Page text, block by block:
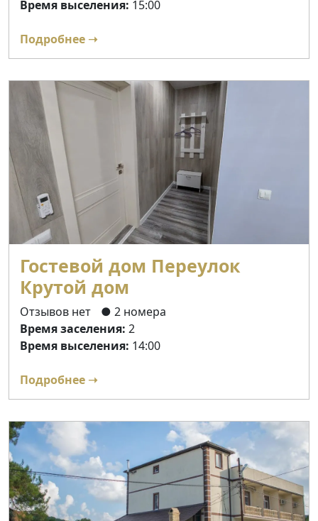
Время выселения: 15:00
Подробнее ➝
Гостевой дом Переулок
Крутой дом
Отзывов нет
● 2 номера
Время заселения: 2
Время выселения: 14:00
Подробнее ➝